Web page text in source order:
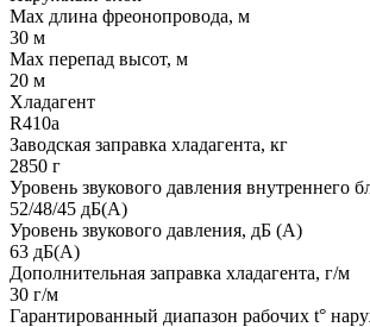
Max длина фреонопровода, м
30 м
Max перепад высот, м
20 м
Хладагент
R410a
Заводская заправка хладагента, кг
2850 г
Уровень звукового давления внутреннего
52/48/45 дБ(А)
Уровень звукового давления, дБ (А)
63 дБ(А)
Дополнительная заправка хладагента, г/м
30 г/м
Гарантированный диапазон рабочих t°